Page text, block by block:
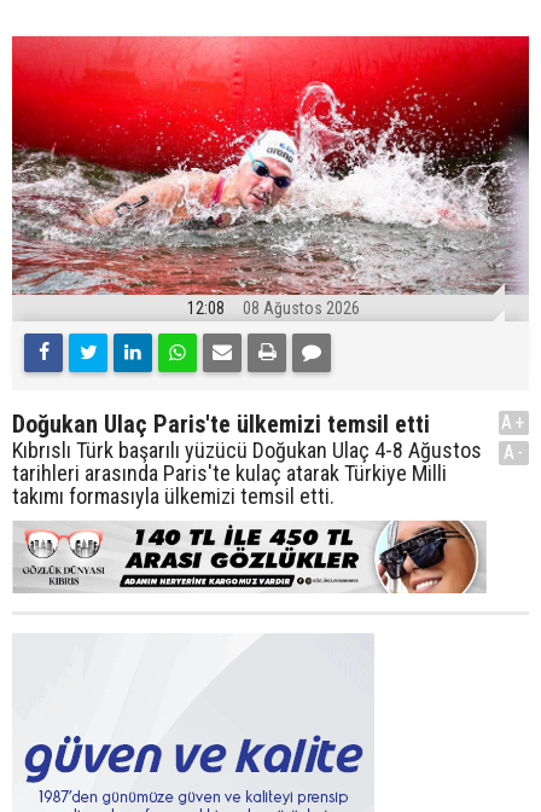
12:08 08 Ağustos 2026
Doğukan Ulaç Paris'te ülkemizi temsil etti
Kıbrıslı Türk başarılı yüzücü Doğukan Ulaç 4-8 Ağustos
tarihleri arasında Paris'te kulaç atarak Türkiye Milli
takımı formasıyla ülkemizi temsil etti.
A+
A-